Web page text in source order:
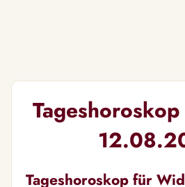
Tageshoroskop für